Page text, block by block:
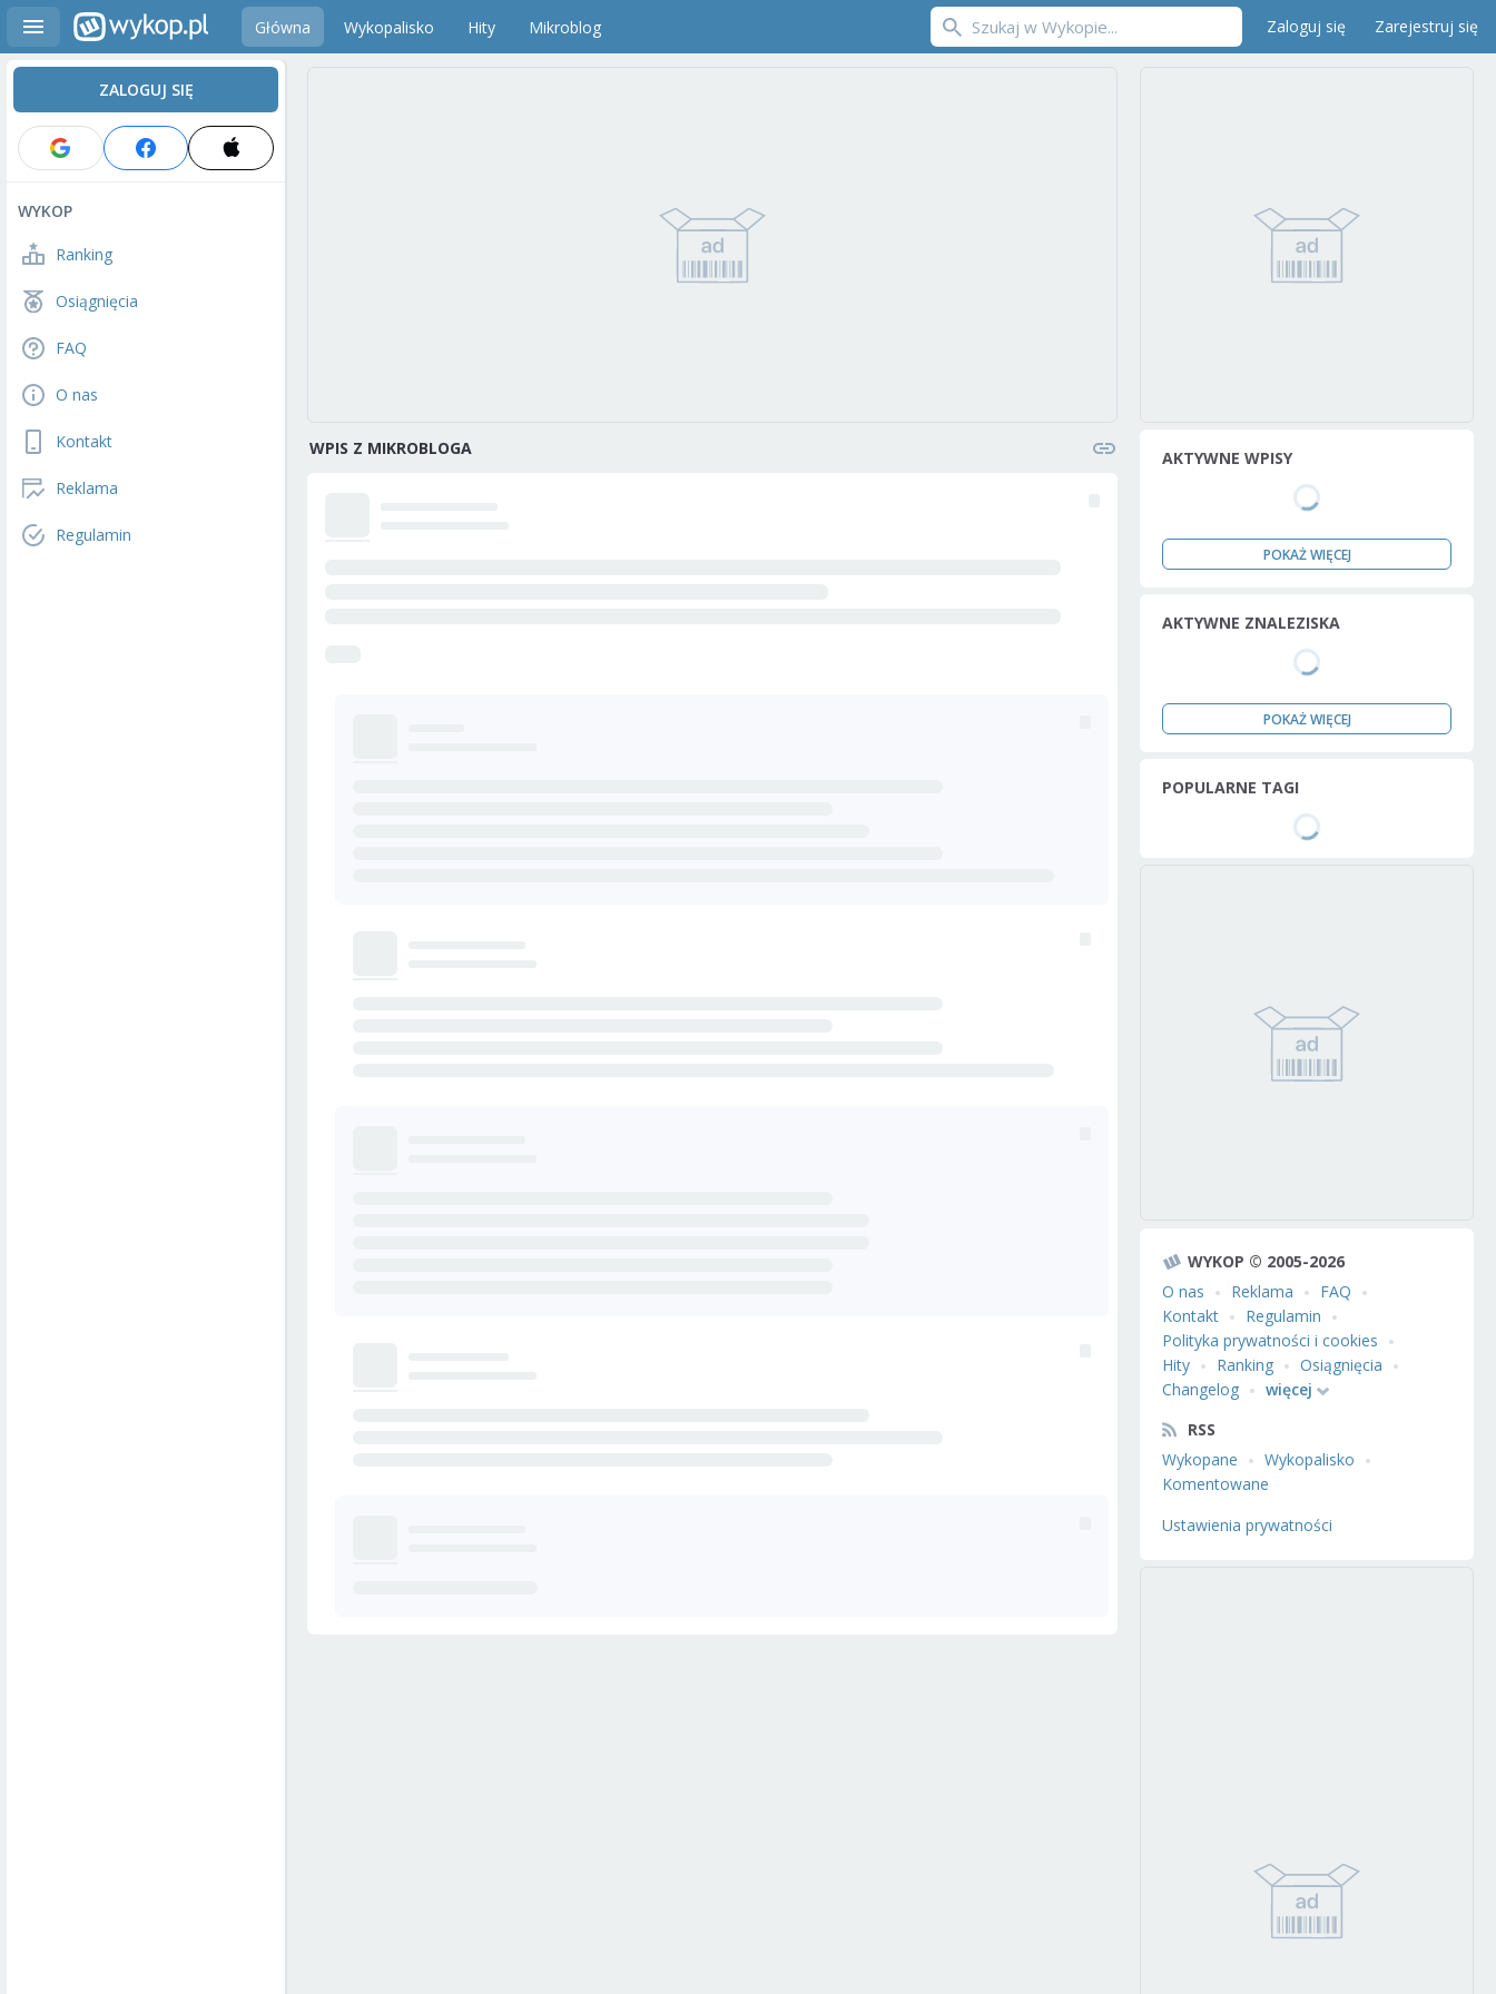
Główna Wykopalisko Hity Mikroblog Zaloguj się Zarejestruj się
ZALOGUJ SIĘ
WYKOP
Ranking
Osiągnięcia
FAQ
O nas
Kontakt
Reklama
Regulamin
WPIS Z MIKROBLOGA AKTYWNE WPISY
POKAŻ WIĘCEJ
AKTYWNE ZNALEZISKA
POKAŻ WIĘCEJ
POPULARNE TAGI
WYKOP © 2005-2026
O nas
Reklama
FAQ
Kontakt
Regulamin
Polityka prywatności i cookies
Hity
Ranking
Osiągnięcia
Changelog
więcej
RSS
Wykopane
Wykopalisko
Komentowane
Ustawienia prywatności